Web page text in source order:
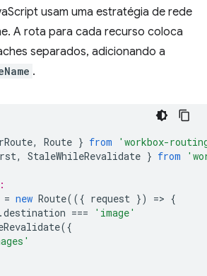
usam uma estratégia de rede
A rota para cada recurso coloca
separados, adicionando a
.
, Route } from
'workbox-
, StaleWhileRevalidate } from
= new Route(({ request }) => {
.destination ===
'image'
({